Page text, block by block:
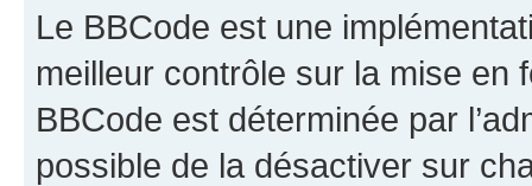
Le BBCode est une
meilleur contrôle sur la mise en
BBCode est déterminée par
possible de la désactiver sur